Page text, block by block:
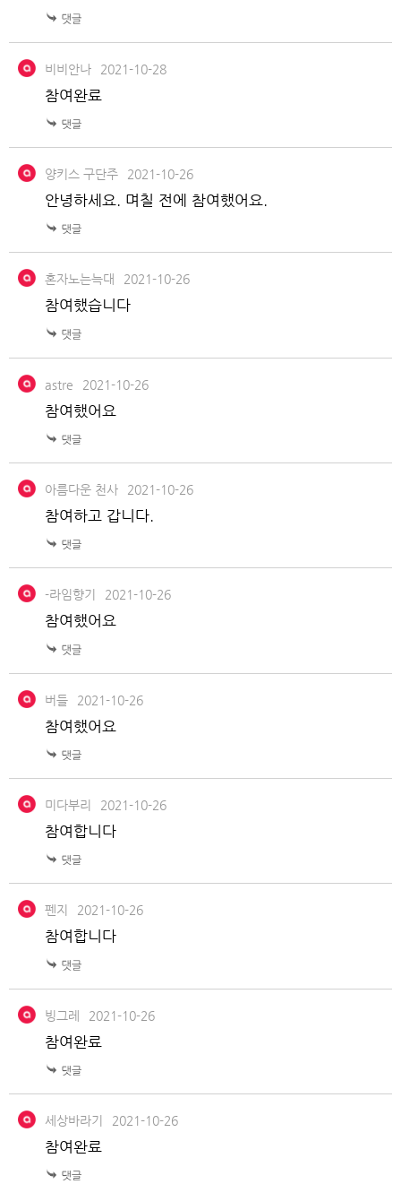
비비안나 2021-10-28
참여완료
양키스 구단주 2021-10-26
안녕하세요. 며칠 전에 참여했어요.
혼자노는늑대 2021-10-26
참여했습니다
astre 2021-10-26
참여했어요
아름다운 천사 2021-10-26
참여하고 갑니다.
-라임향기 2021-10-26
참여했어요
버들 2021-10-26
참여했어요
미다부리 2021-10-26
참여합니다
펜지 2021-10-26
참여합니다
빙그레 2021-10-26
참여완료
세상바라기 2021-10-26
참여완료